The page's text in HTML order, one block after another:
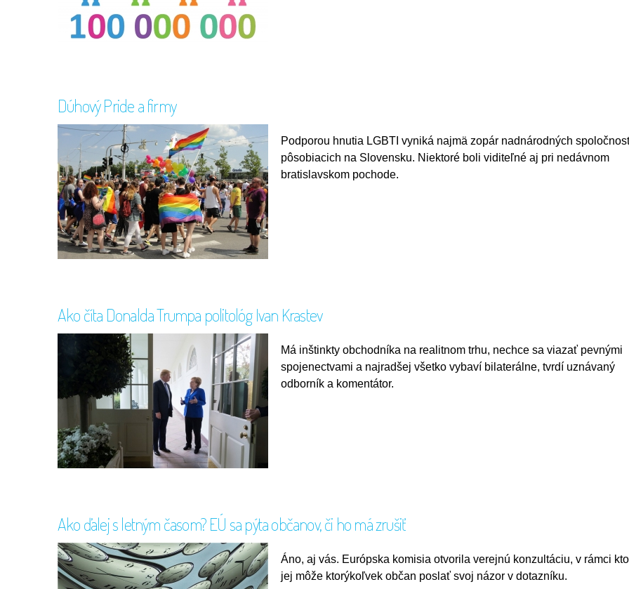
Dúhový Pride a firmy
Podporou hnutia LGBTI vyniká najmä zopár nadnárodných
pôsobiacich na Slovensku. Niektoré boli viditeľné aj pri nedávnom
bratislavskom pochode.
Ako číta Donalda Trumpa politológ Ivan Krastev
Má inštinkty obchodníka na realitnom trhu, nechce sa viazať pevnými
spojenectvami a najradšej všetko vybaví bilaterálne, tvrdí uznávaný
odborník a komentátor.
Ako ďalej s letným časom? EÚ sa pýta občanov, či ho má zrušiť
Áno, aj vás. Európska komisia otvorila verejnú konzultáciu, v rámci
jej môže ktorýkoľvek občan poslať svoj názor v dotazníku.